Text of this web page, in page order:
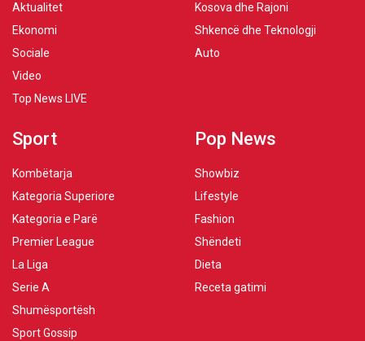
Aktualitet
Ekonomi
Sociale
Video
Top News LIVE
Kosova dhe Rajoni
Shkencë dhe Teknologji
Auto
Sport
Kombëtarja
Kategoria Superiore
Kategoria e Parë
Premier League
La Liga
Serie A
Shumësportësh
Sport Gossip
Pop News
Showbiz
Lifestyle
Fashion
Shëndeti
Dieta
Receta gatimi